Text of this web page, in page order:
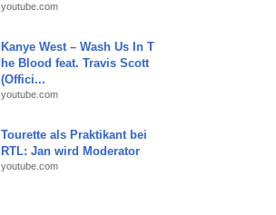
youtube.com
Kanye West – Wash Us In T
he Blood feat. Travis Scott
(Offici...
youtube.com
Tourette als Praktikant bei
RTL: Jan wird Moderator
youtube.com